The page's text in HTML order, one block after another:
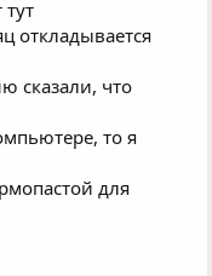
откладывается
сказали, что
то я
для